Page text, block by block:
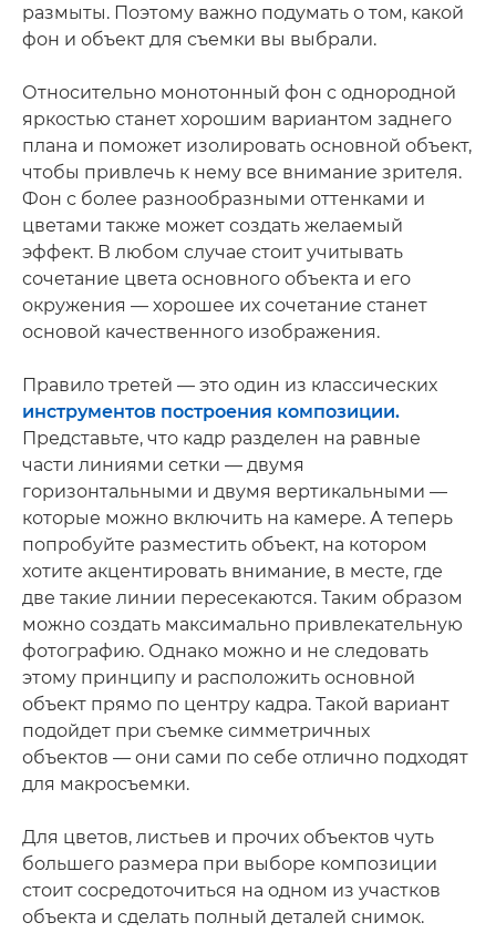
размыты. Поэтому важно подумать о том, какой
фон и объект для съемки вы выбрали.
Относительно монотонный фон с однородной
яркостью станет хорошим вариантом заднего
плана и поможет изолировать основной объект,
чтобы привлечь к нему все внимание зрителя.
Фон с более разнообразными оттенками и
цветами также может создать желаемый
эффект. В любом случае стоит учитывать
сочетание цвета основного объекта и его
окружения — хорошее их сочетание станет
основой качественного изображения.
Правило третей — это один из классических
инструментов построения композиции.
Представьте, что кадр разделен на равные
части линиями сетки — двумя
горизонтальными и двумя вертикальными —
которые можно включить на камере. А теперь
попробуйте разместить объект, на котором
хотите акцентировать внимание, в месте, где
две такие линии пересекаются. Таким образом
можно создать максимально привлекательную
фотографию. Однако можно и не следовать
этому принципу и расположить основной
объект прямо по центру кадра. Такой вариант
подойдет при съемке симметричных
объектов — они сами по себе отлично подходят
для макросъемки.
Для цветов, листьев и прочих объектов чуть
большего размера при выборе композиции
стоит сосредоточиться на одном из участков
объекта и сделать полный деталей снимок.